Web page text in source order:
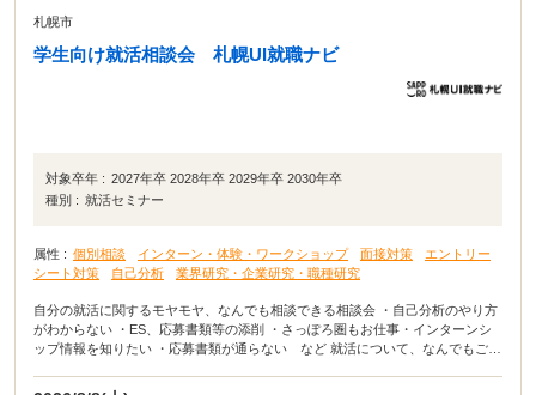
札幌市
学生向け就活相談会 札幌UI就職ナビ
対象卒年 : 2027年卒 2028年卒 2029年卒 2030年卒
種別 : 就活セミナー
属性 : 個別相談 インターン・体験・ワークショップ 面接対策
エントリー
シート対策
自己分析 業界研究・企業研究・職種研究
自分の就活に関するモヤモヤ、なんでも相談できる相談会 ・自己分析のやり方
がわからない ・ES、応募書類等の添削 ・さっぽろ圏もお仕事・インターンシ
ップ情報を知りたい ・応募書類が通らない など 就活について、なんでもご相